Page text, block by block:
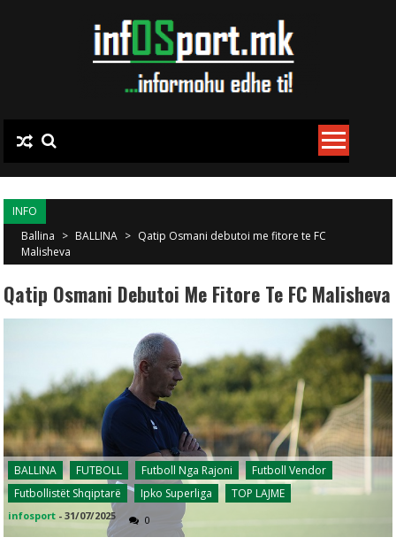
INFO
Ballina > BALLINA > Qatip Osmani debutoi me fitore te FC
Malisheva
Qatip Osmani Debutoi Me Fitore Te FC Malisheva
BALLINA FUTBOLL Futboll Nga Rajoni
Futboll Vendor
Futbollistët Shqiptarë
Ipko Superliga TOP LAJME
infosport -31/07/2025 0